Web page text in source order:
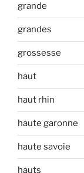
grande
grandes
grossesse
haut
haut rhin
haute garonne
haute savoie
hauts